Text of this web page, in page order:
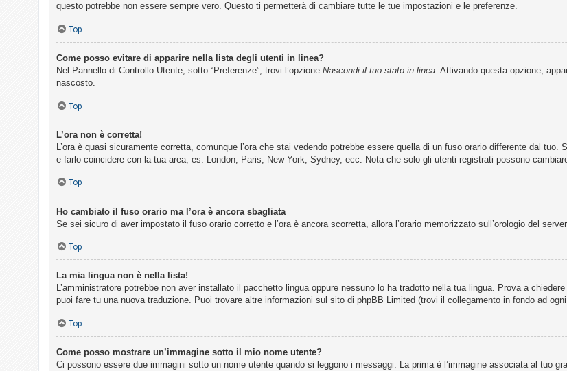
questo potrebbe non essere sempre vero. Questo ti permetterà di cambiare tutte le tue impostazioni e le preferenze.
Top
Come posso evitare di apparire nella lista degli utenti in linea?
Nel Pannello di Controllo Utente, sotto “Preferenze”, trovi l’opzione Nascondi il tuo stato in linea. Attivando questa opzione,
nascosto.
Top
L’ora non è corretta!
L’ora è quasi sicuramente corretta, comunque l’ora che stai vedendo potrebbe essere quella di un fuso orario differente dal
e farlo coincidere con la tua area, es. London, Paris, New York, Sydney, ecc. Nota che solo gli utenti registrati possono
Top
Ho cambiato il fuso orario ma l’ora è ancora sbagliata
Se sei sicuro di aver impostato il fuso orario corretto e l’ora è ancora scorretta, allora l’orario memorizzato sull’orologio del
Top
La mia lingua non è nella lista!
L’amministratore potrebbe non aver installato il pacchetto lingua oppure nessuno lo ha tradotto nella tua lingua. Prova a
puoi fare tu una nuova traduzione. Puoi trovare altre informazioni sul sito di phpBB Limited (trovi il collegamento in fondo ad
Top
Come posso mostrare un’immagine sotto il mio nome utente?
Ci possono essere due immagini sotto un nome utente quando si leggono i messaggi. La prima è l’immagine associata al tuo